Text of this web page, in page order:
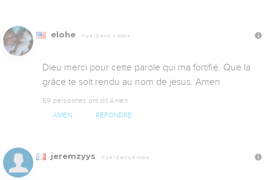
elohe Il y a 12 ans, 4 mois
Dieu merci pour cette parole qui ma fortifié. Que la
grâce te soit rendu au nom de jesus. Amen
59 personnes ont dit Amen
AMEN RÉPONDRE
jeremzyys Il y a 12 ans, 5 mois